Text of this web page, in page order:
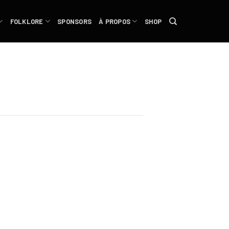
FOLKLORE SPONSORS À PROPOS SHOP